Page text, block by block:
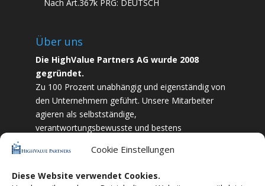
Cookie Einstellungen
Diese Website verwendet Cookies.
Nach Art.367k PRG: DEUTSCH
Über uns
Die HighValue Partners AG wurde 2008
gegründet.
Zu 100 Prozent unabhängig und eigenständig von
den Unternehmern geführt. Unsere Mitarbeiter
agieren als selbstständige,
verantwortungsbewusste und bestens
und Zielstrebigkeit sind wir bestrebt das